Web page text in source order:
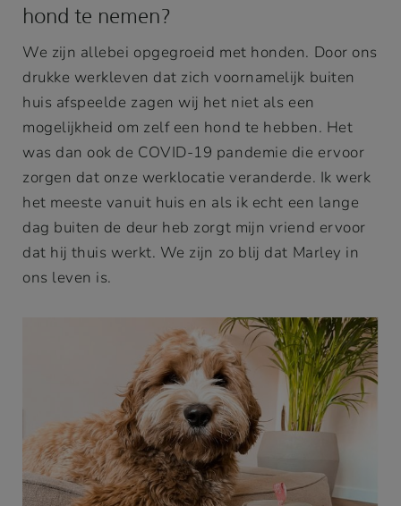
hond te nemen?
We zijn allebei opgegroeid met honden. Door ons
drukke werkleven dat zich voornamelijk buiten
huis afspeelde zagen wij het niet als een
mogelijkheid om zelf een hond te hebben. Het
was dan ook de COVID-19 pandemie die ervoor
zorgen dat onze werklocatie veranderde. Ik werk
het meeste vanuit huis en als ik echt een lange
dag buiten de deur heb zorgt mijn vriend ervoor
dat hij thuis werkt. We zijn zo blij dat Marley in
ons leven is.